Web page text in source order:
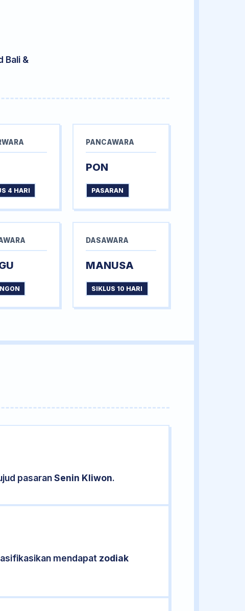
Bali &
4 HARI
PANCAWARA
PON
PASARAN
DASAWARA
MANUSA
SIKLUS 10 HARI
pasaranSenin Kliwon.
mendapat zodiak